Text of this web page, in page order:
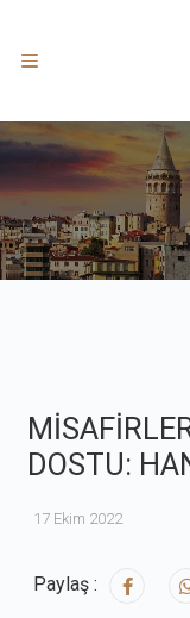
DOSTU:
17 Ekim 2022
Paylaş :